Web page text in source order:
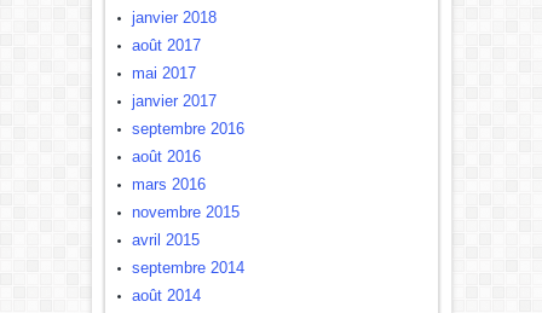
janvier 2018
août 2017
mai 2017
janvier 2017
septembre 2016
août 2016
mars 2016
novembre 2015
avril 2015
septembre 2014
août 2014